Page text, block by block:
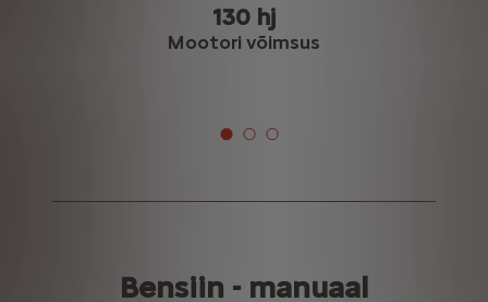
130 hj
Mootori võimsus
Bensiin - manuaal